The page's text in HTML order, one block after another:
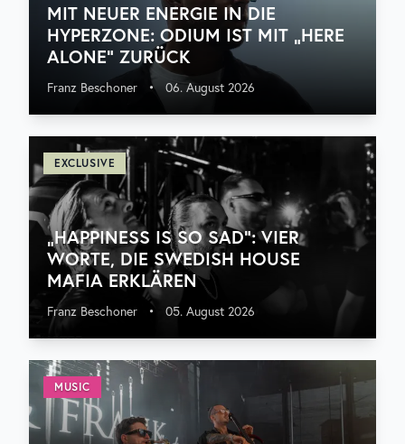
MIT NEUER ENERGIE IN DIE
HYPERZONE: ODIUM IST MIT „HERE
ALONE“ ZURÜCK
Franz Beschoner • 06. August 2026
EXCLUSIVE
„HAPPINESS IS SO SAD“: VIER
WORTE, DIE SWEDISH HOUSE
MAFIA ERKLÄREN
Franz Beschoner • 05. August 2026
MUSIC